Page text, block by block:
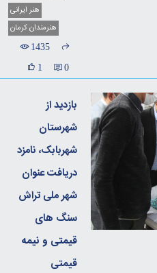
هنر ایرانی
هنرمندان کرمان
1435
بازدید از
شهرستان
شهربابک، نامزد
دریافت عنوان
شهر ملی تراش
سنگ های
قیمتی و نیمه
قیمتی